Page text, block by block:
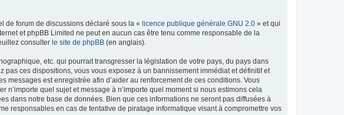
de forum de discussions déclaré sous la « licence publique générale GNU 2.0 » et qui
et phpBB Limited ne peut en aucun cas être tenu comme responsable de la
consulter le site de phpBB (en anglais).
etc. qui pourrait transgresser la législation de votre pays, du pays dans
ces dispositions, vous vous exposez à un bannissement immédiat et définitif et
messages est enregistrée afin d’aider au renforcement de ces conditions. Vous
quel sujet et message à n’importe quel moment si nous estimons cela
dans notre base de données. Bien que ces informations ne seront pas diffusées à
responsables en cas de tentative de piratage informatique visant à compromettre vos